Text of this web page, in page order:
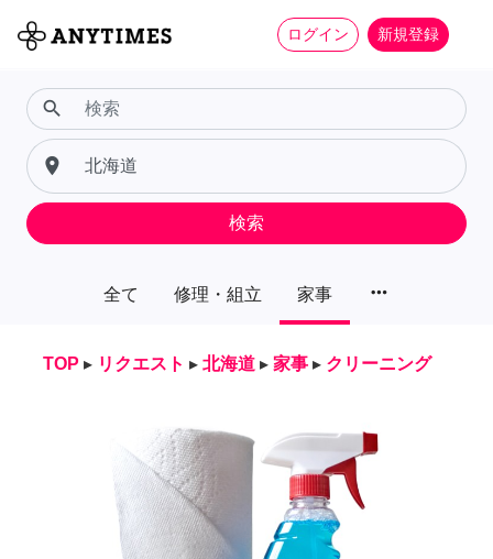
ログイン 新規登録
全て 修理・組立 家事 more_horiz
search
place
検索
TOP ▸ リクエスト ▸ 北海道 ▸ 家事 ▸ クリーニング